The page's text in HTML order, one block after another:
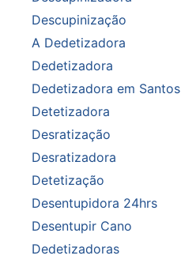
Descupinização
A Dedetizadora
Dedetizadora
Dedetizadora em Santos
Detetizadora
Desratização
Desratizadora
Detetização
Desentupidora 24hrs
Desentupir Cano
Dedetizadoras